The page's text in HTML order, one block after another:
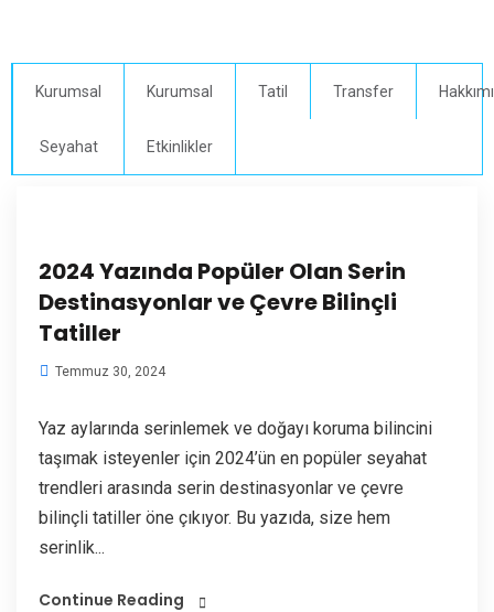
Kurumsal
Seyahat
Kurumsal
Etkinlikler
Tatil Transfer
2024 Yazında Popüler Olan Serin
Destinasyonlar ve Çevre Bilinçli
Tatiller
Temmuz 30, 2024
Yaz aylarında serinlemek ve doğayı koruma bilincini
taşımak isteyenler için 2024’ün en popüler seyahat
trendleri arasında serin destinasyonlar ve çevre
bilinçli tatiller öne çıkıyor. Bu yazıda, size hem
serinlik...
Continue Reading